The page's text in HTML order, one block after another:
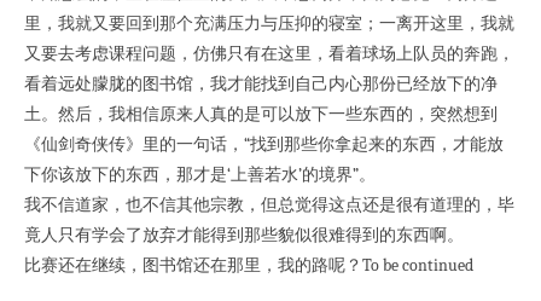
里，我就又要回到那个充满压力与压抑的寝室；一离开这里，我就
又要去考虑课程问题，仿佛只有在这里，看着球场上队员的奔跑，
看着远处朦胧的图书馆，我才能找到自己内心那份已经放下的净
土。然后，我相信原来人真的是可以放下一些东西的，突然想到
《仙剑奇侠传》里的一句话，“找到那些你拿起来的东西，才能放
下你该放下的东西，那才是‘上善若水’的境界”。
我不信道家，也不信其他宗教，但总觉得这点还是很有道理的，毕
竟人只有学会了放弃才能得到那些貌似很难得到的东西啊。
比赛还在继续，图书馆还在那里，我的路呢？To be continued